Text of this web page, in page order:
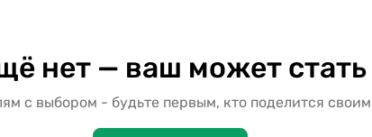
нет — ваш может
с выбором - будьте первым, кто поделится